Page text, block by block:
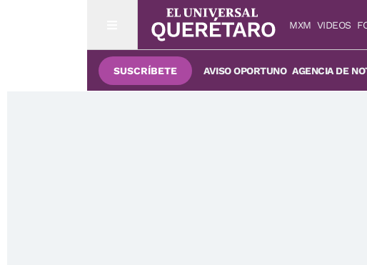
MXM VIDEOS
SUSCRÍBETE AVISO OPORTUNO AGENCIA DE